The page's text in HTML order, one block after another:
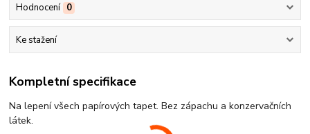
Hodnocení 0
Ke stažení
Kompletní specifikace
Na lepení všech papírových tapet. Bez zápachu a konzervačních
látek.